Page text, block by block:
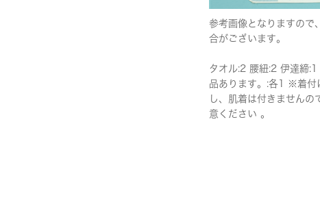
参考画像となりますので
合がございます。
タオル:2 腰紐:2 伊達締
品あります。:各1 ※着付
し、肌着は付きませんの
意ください 。